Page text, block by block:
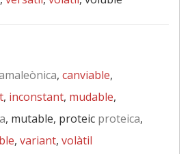
, canviable,
, inconstant, mudable,
, mutable, proteic proteica,
, variant, volàtil